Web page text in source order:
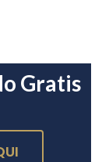
Gratis